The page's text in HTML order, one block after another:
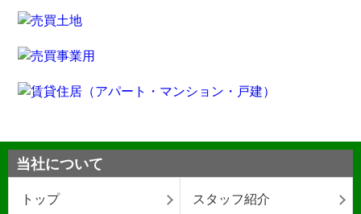
当社について
トップ スタッフ紹介